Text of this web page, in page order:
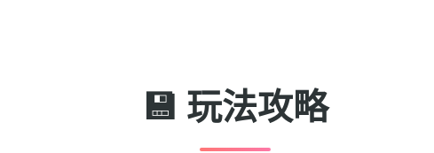
💾 玩法攻略